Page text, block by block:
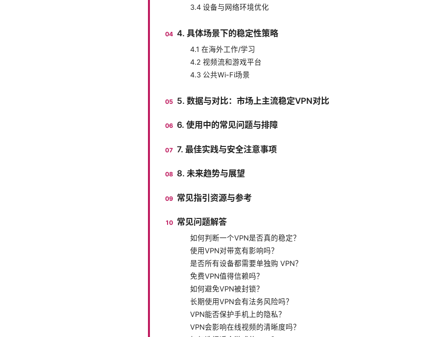
3.4 设备与网络环境优化
4. 具体场景下的稳定性策略
4.1 在海外工作/学习
4.2 视频流和游戏平台
4.3 公共Wi-Fi场景
5. 数据与对比：市场上主流稳定VPN对比
6. 使用中的常见问题与排障
7. 最佳实践与安全注意事项
8. 未来趋势与展望
常见指引资源与参考
常见问题解答
如何判断一个VPN是否真的稳定？
使用VPN对带宽有影响吗？
是否所有设备都需要单独购 VPN？
免费VPN值得信赖吗？
如何避免VPN被封锁？
长期使用VPN会有法务风险吗？
VPN能否保护手机上的隐私？
VPN会影响在线视频的清晰度吗？